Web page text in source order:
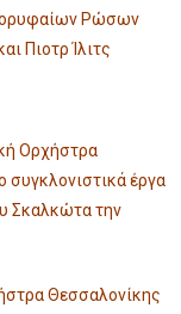
Ρώσων
Πιοτρ Ίλιτς
Ορχήστρα
συγκλονιστικά έργα
Σκαλκώτα την
Θεσσαλονίκης